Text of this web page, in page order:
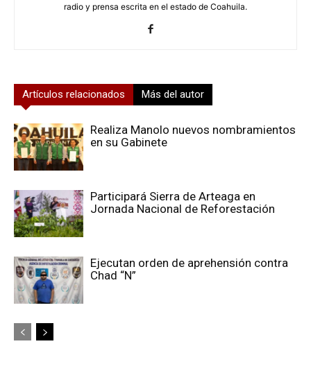
radio y prensa escrita en el estado de Coahuila.
Artículos relacionados Más del autor
Realiza Manolo nuevos nombramientos
en su Gabinete
Participará Sierra de Arteaga en
Jornada Nacional de Reforestación
Ejecutan orden de aprehensión contra
Chad “N”